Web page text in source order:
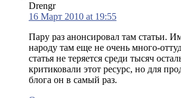
Drengr
16 Март 2010 at 19:55
Пару раз анонсировал там статьи.
народу там еще не очень много-
статья не теряется среди тысяч
критиковали этот ресурс, но для
блога он в самый раз.